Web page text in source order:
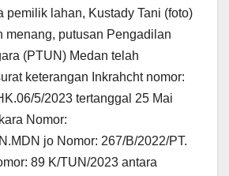
pemilik lahan, Kustady Tani (foto)
menang, putusan Pengadilan
(PTUN) Medan telah
keterangan Inkrahcht nomor:
5/2023 tertanggal 25 Mai
Nomor:
jo Nomor: 267/B/2022/PT.
89 K/TUN/2023 antara